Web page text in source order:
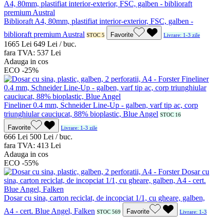
Biblioraft A4, 80mm, plastifiat interior-exterior, FSC, galben -
biblioraft premium Austral STOC 5 Favorite Livrare: 1-3 zile
1665 Lei 649 Lei / buc.
fara TVA: 537 Lei
Adauga in cos
ECO -25%
Fineliner 0.4 mm, Schneider Line-Up - galben, varf tip ac, corp
triunghiular cauciucat, 88% bioplastic, Blue Angel STOC 16
Favorite Livrare: 1-3 zile
666 Lei 500 Lei / buc.
fara TVA: 413 Lei
Adauga in cos
ECO -55%
Dosar cu sina, carton reciclat, de incopciat 1/1, cu gheare, galben,
A4 - cert. Blue Angel, Falken STOC 569 Favorite
Livrare: 1-3